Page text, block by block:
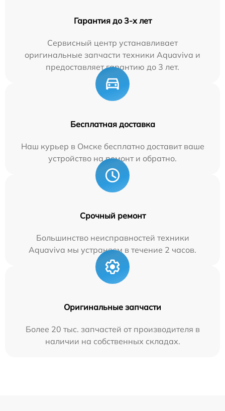
Гарантия до 3-х лет
Сервисный центр устанавливает
оригинальные запчасти техники Aquaviva и
предоставляет гарантию до 3 лет.
Бесплатная доставка
Наш курьер в Омске бесплатно доставит ваше
устройство на ремонт и обратно.
Срочный ремонт
Большинство неисправностей техники
Aquaviva мы устраняем в течение 2 часов.
Оригинальные запчасти
Более 20 тыс. запчастей от производителя в
наличии на собственных складах.